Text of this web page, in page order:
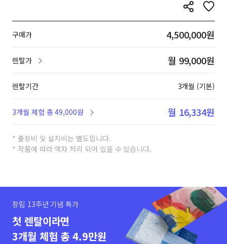
구매가 4,500,000원
렌탈가 월 99,000원
렌탈기간 3개월 (기본)
3개월 체험 총 49,000원 월 16,334원
* 출장비 및 설치비는 별도입니다.
* 작품에 따라 액자 처리 되어 있을 수 있습니다.
창립 13주년 기념 특가
첫 렌탈이라면
3개월 체험 총 4.9만원